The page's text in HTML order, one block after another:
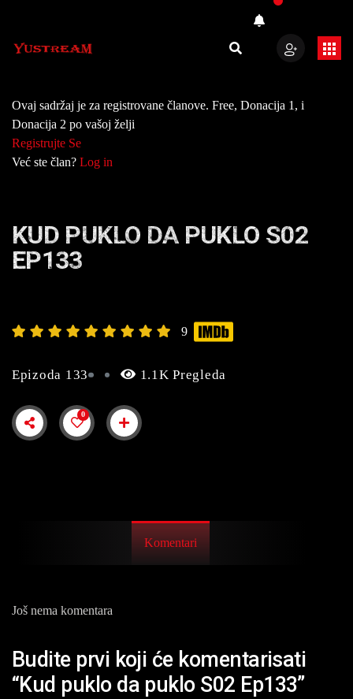
Ovaj sadržaj je za registrovane članove. Free, Donacija 1, i
Donacija 2 po vašoj želji
Registrujte Se
Već ste član? Log in
KUD PUKLO DA PUKLO S02
EP133
9
Epizoda 133 1.1K Pregleda
0
Komentari
Još nema komentara
Budite prvi koji će komentarisati
“Kud puklo da puklo S02 Ep133”